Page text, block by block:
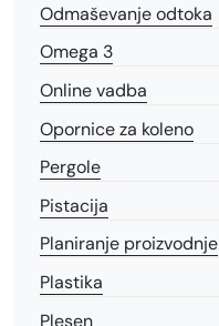
Odmaševanje odtoka
Omega 3
Online vadba
Opornice za koleno
Pergole
Pistacija
Planiranje proizvodnje
Plastika
Plesen